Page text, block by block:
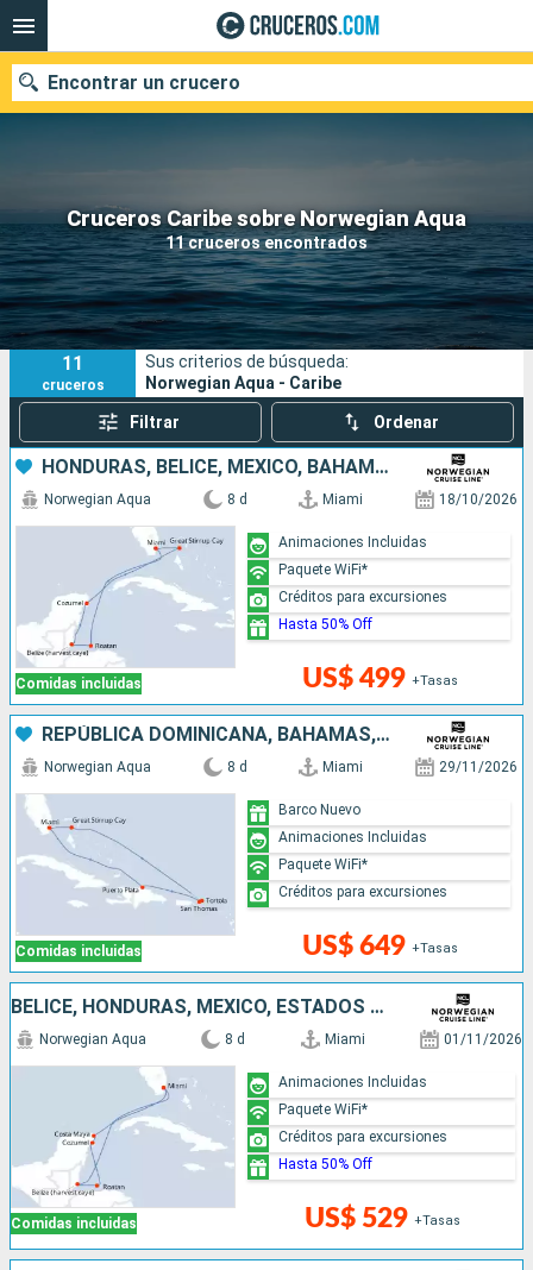
Cruceros Caribe sobre Norwegian Aqua
11 cruceros encontrados
Encontrar un crucero
Nuestros destinos
Fecha de salida
Puertos Compañías
Buscar
11
cruceros
Sus criterios de búsqueda:
Norwegian Aqua - Caribe
Filtrar Ordenar
HONDURAS, BELICE, MÉXICO, BAHAMAS, ESTADOS UNIDOS
Comidas incluidas
Norwegian Aqua 8 d Miami 18/10/2026
US$ 499 +Tasas
Animaciones Incluidas
Paquete WiFi*
Créditos para excursiones
Hasta 50% Off
REPÚBLICA DOMINICANA, BAHAMAS, ESTADOS UNIDOS
Comidas incluidas
Norwegian Aqua 8 d Miami 29/11/2026
US$ 649 +Tasas
Barco Nuevo
Animaciones Incluidas
Paquete WiFi*
Créditos para excursiones
BELICE, HONDURAS, MÉXICO, ESTADOS UNIDOS
Comidas incluidas
Norwegian Aqua 8 d Miami 01/11/2026
US$ 529 +Tasas
Animaciones Incluidas
Paquete WiFi*
Créditos para excursiones
Hasta 50% Off